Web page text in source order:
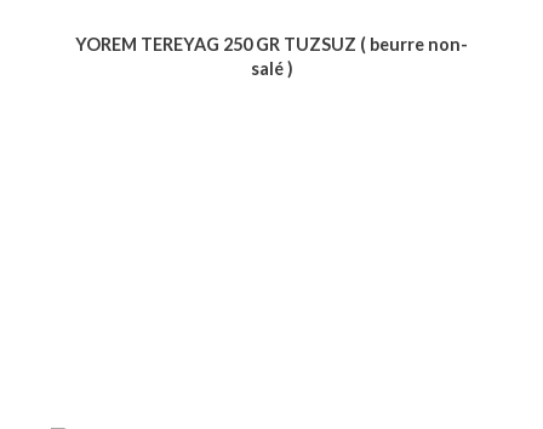
YOREM TEREYAG 250 GR TUZSUZ ( beurre non-
salé )